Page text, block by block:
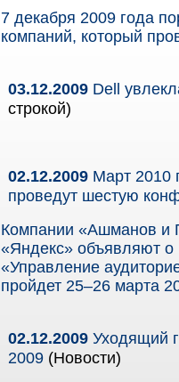
7 декабря 2009 года
компаний, который
03.12.2009 Dell
строкой)
02.12.2009 Март 2010
проведут шестую
Компании «Ашманов и
«Яндекс» объявляют
«Управление
пройдет 25–26 марта
02.12.2009 Уходящий
2009 (Новости)